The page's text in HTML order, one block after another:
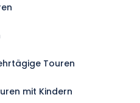
Touren
mit Kindern